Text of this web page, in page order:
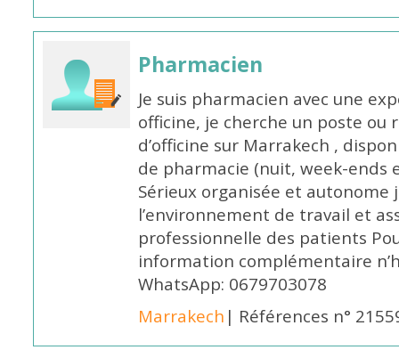
Pharmacien
Je suis pharmacien avec une
officine, je cherche un poste
d’officine sur Marrakech ,
de pharmacie (nuit, week-ends
Sérieux organisée et autonome
l’environnement de travail et
professionnelle des patients
information complémentaire
WhatsApp: 0679703078
Marrakech | Références n°